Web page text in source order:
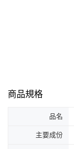
商品規格
品名
主要成份